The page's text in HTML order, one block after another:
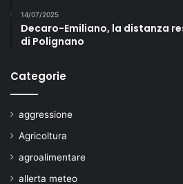
14/07/2025
Decaro-Emiliano, la distanza
di Polignano
Categorie
aggressione
Agricoltura
agroalimentare
allerta meteo